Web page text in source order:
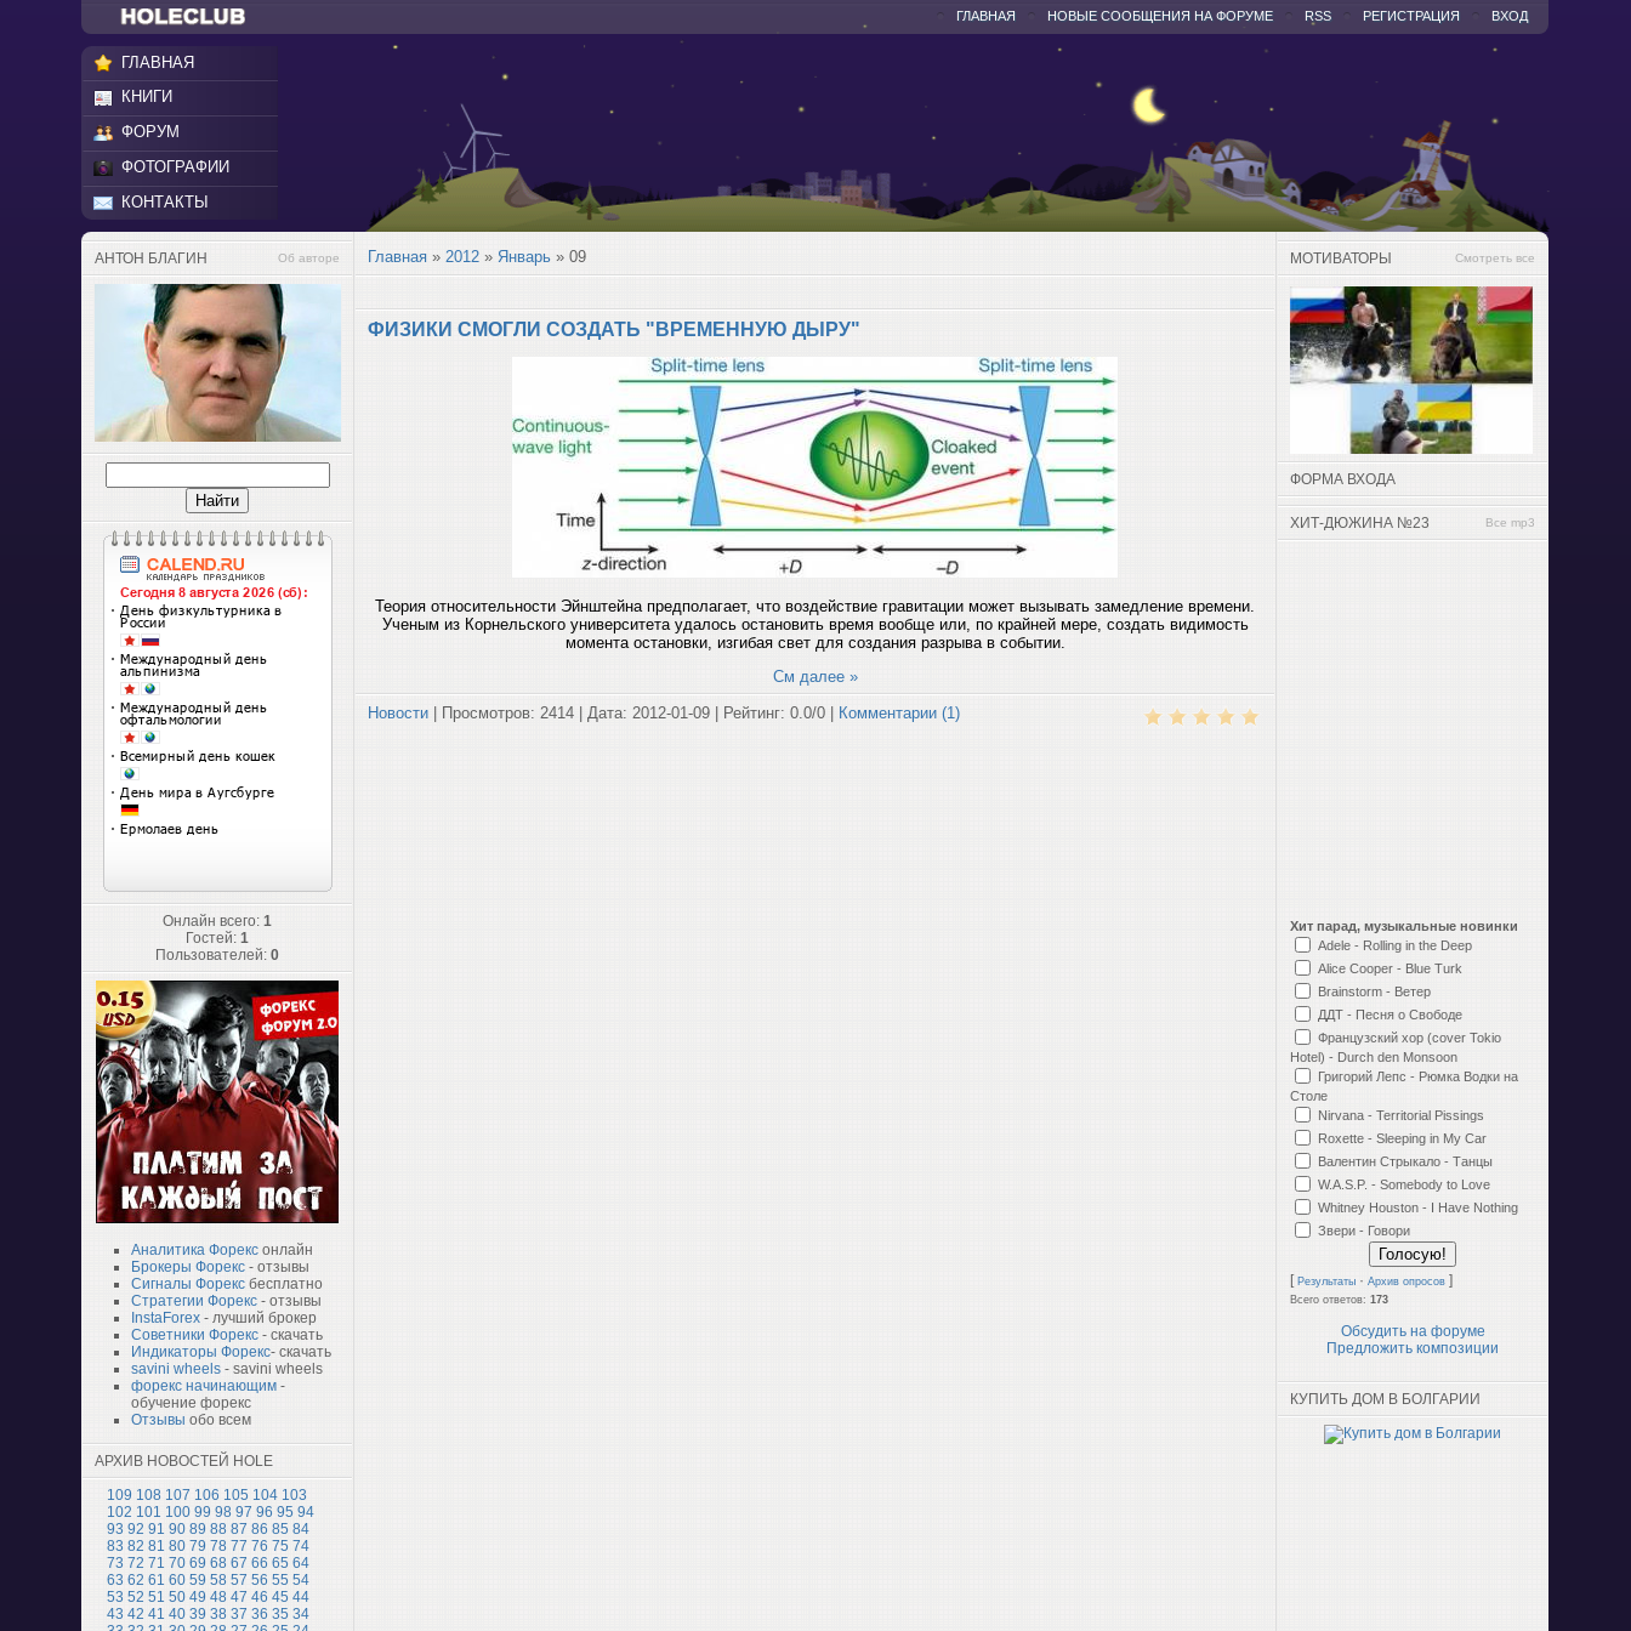
ВХОД
РЕГИСТРАЦИЯ
RSS
НОВЫЕ СООБЩЕНИЯ НА ФОРУМЕ
ГЛАВНАЯ
ГЛАВНАЯ
КНИГИ
ФОРУМ
ФОТОГРАФИИ
КОНТАКТЫ
АНТОН БЛАГИН Об авторе
Онлайн всего:1
Гостей:1
Пользователей:0
Аналитика Форекс онлайн
Брокеры Форекс - отзывы
Сигналы Форекс бесплатно
Стратегии Форекс - отзывы
InstaForex - лучший брокер
Советники Форекс - скачать
Индикаторы Форекс- скачать
savini wheels - savini wheels
форекс начинающим -
обучение форекс
Отзывы обо всем
АРХИВ НОВОСТЕЙ HOLE
109 108 107 106 105 104 103
102 101 100 99 98 97 96 95 94
93 92 91 90 89 88 87 86 85 84
83 82 81 80 79 78 77 76 75 74
73 72 71 70 69 68 67 66 65 64
63 62 61 60 59 58 57 56 55 54
53 52 51 50 49 48 47 46 45 44
43 42 41 40 39 38 37 36 35 34
Главная »2012 » Январь » 09
ФИЗИКИ СМОГЛИ СОЗДАТЬ "ВРЕМЕННУЮ ДЫРУ"
Теория относительности Эйнштейна предполагает, что воздействие гравитации может вызывать замедление времени.
Ученым из Корнельского университета удалось остановить время вообще или, по крайней мере, создать видимость
момента остановки, изгибая свет для создания разрыва в событии.
См далее »
Новости | Просмотров: 2414 | Дата: 2012-01-09 | Рейтинг: 0.0/0 | Комментарии (1)
МОТИВАТОРЫ Смотреть все
ФОРМА ВХОДА
ХИТ-ДЮЖИНА №23 Все mp3
Хит парад, музыкальные новинки
Adele - Rolling in the Deep
Alice Cooper - Blue Turk
Brainstorm - Ветер
ДДТ - Песня о Свободе
Французский хор (cover Tokio
Hotel) - Durch den Monsoon
Григорий Лепс - Рюмка Водки на
Столе
Nirvana - Territorial Pissings
Roxette - Sleeping in My Car
Валентин Стрыкало - Танцы
W.A.S.P. - Somebody to Love
Whitney Houston - I Have Nothing
Звери - Говори
[Результаты ·Архив опросов ]
Всего ответов:173
Обсудить на форуме
Предложить композиции
КУПИТЬ ДОМ В БОЛГАРИИ